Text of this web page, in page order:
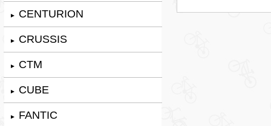
► CENTURION
► CRUSSIS
► CTM
► CUBE
► FANTIC